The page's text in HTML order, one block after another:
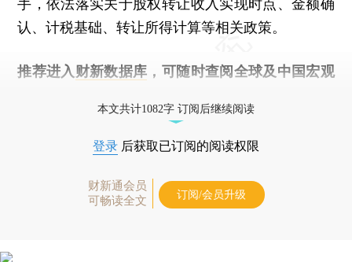
手，依法落实关于股权转让收入实现时点、金额确
认、计税基础、转让所得计算等相关政策。
推荐进入 财新数据库 ，可随时查阅全球及中国宏观
本文共计1082字 订阅后继续阅读
登录 后获取已订阅的阅读权限
财新通会员
可畅读全文
订阅/会员升级